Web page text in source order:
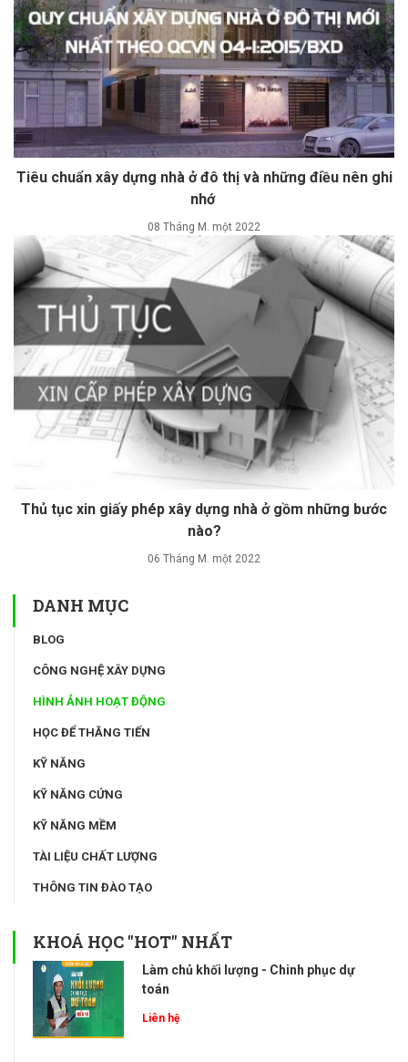
Tiêu chuẩn xây dựng nhà ở đô thị và những điều nên ghi
nhớ
08 Tháng M. một 2022
Thủ tục xin giấy phép xây dựng nhà ở gồm những bước
nào?
06 Tháng M. một 2022
DANH MỤC
BLOG
CÔNG NGHỆ XÂY DỰNG
HÌNH ẢNH HOẠT ĐỘNG
HỌC ĐỂ THĂNG TIẾN
KỸ NĂNG
KỸ NĂNG CỨNG
KỸ NĂNG MỀM
TÀI LIỆU CHẤT LƯỢNG
THÔNG TIN ĐÀO TẠO
KHOÁ HỌC "HOT" NHẤT
Làm chủ khối lượng - Chinh phục dự
toán
Liên hệ